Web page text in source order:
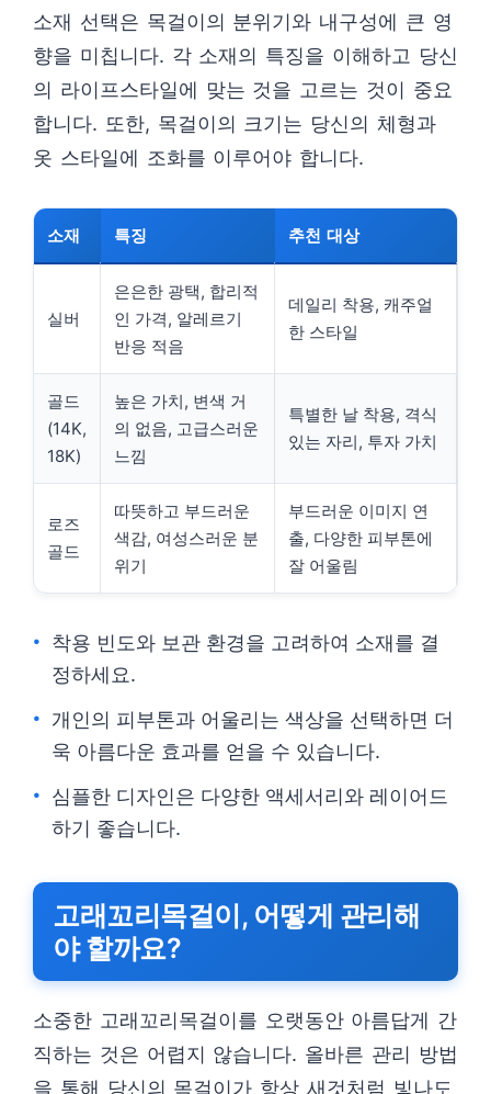
소재 선택은 목걸이의 분위기와 내구성에 큰 영
향을 미칩니다. 각 소재의 특징을 이해하고 당신
의 라이프스타일에 맞는 것을 고르는 것이 중요
합니다. 또한, 목걸이의 크기는 당신의 체형과
옷 스타일에 조화를 이루어야 합니다.
소재 특징 추천 대상
실버
은은한 광택, 합리적
인 가격, 알레르기
반응 적음
데일리 착용, 캐주얼
한 스타일
골드
(14K,
18K)
높은 가치, 변색 거
의 없음, 고급스러운
느낌
특별한 날 착용, 격식
있는 자리, 투자 가치
로즈
골드
따뜻하고 부드러운
색감, 여성스러운 분
위기
부드러운 이미지 연
출, 다양한 피부톤에
잘 어울림
착용 빈도와 보관 환경을 고려하여 소재를 결
정하세요.
개인의 피부톤과 어울리는 색상을 선택하면 더
욱 아름다운 효과를 얻을 수 있습니다.
심플한 디자인은 다양한 액세서리와 레이어드
하기 좋습니다.
고래꼬리목걸이, 어떻게 관리해
야 할까요?
소중한 고래꼬리목걸이를 오랫동안 아름답게 간
직하는 것은 어렵지 않습니다. 올바른 관리 방법
을 통해 당신의 목걸이가 항상 새것처럼 빛나도